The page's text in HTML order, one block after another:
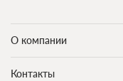
О компании
Контакты